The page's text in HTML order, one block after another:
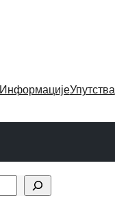
ИнформацијеУпутства